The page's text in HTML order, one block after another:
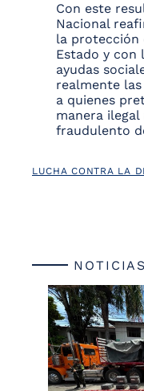
Con este
Nacional
la protección
Estado y con
ayudas
realmente
a quienes
manera
fraudulento
LUCHA CONTRA LA